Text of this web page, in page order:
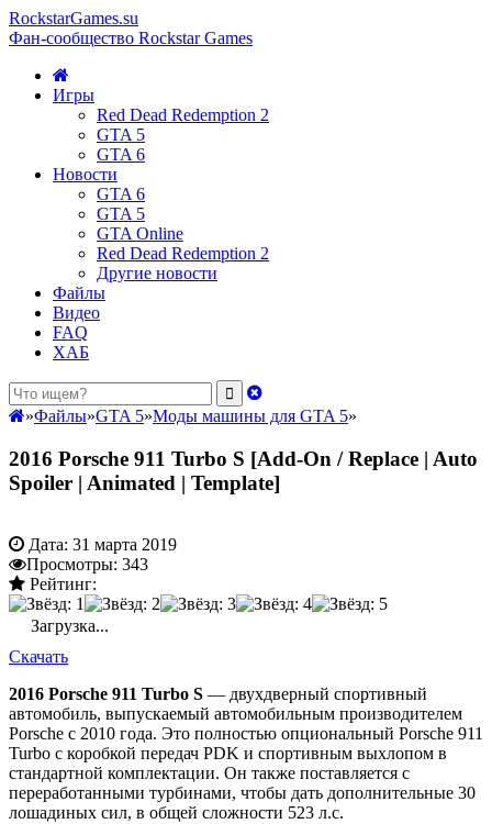
RockstarGames.su
Фан-сообщество Rockstar Games
Игры
Red Dead Redemption 2
GTA 5
GTA 6
Новости
GTA 6
GTA 5
GTA Online
Red Dead Redemption 2
Другие новости
Файлы
Видео
FAQ
ХАБ
»Файлы»GTA 5»Моды машины для GTA 5»
2016 Porsche 911 Turbo S [Add-On / Replace | Auto
Spoiler | Animated | Template]
Дата: 31 марта 2019
Просмотры: 343
Рейтинг:
Загрузка...
Скачать
2016 Porsche 911 Turbo S — двухдверный спортивный
автомобиль, выпускаемый автомобильным производителем
Porsche с 2010 года. Это полностью опциональный Porsche 911
Turbo с коробкой передач PDK и спортивным выхлопом в
стандартной комплектации. Он также поставляется с
переработанными турбинами, чтобы дать дополнительные 30
лошадиных сил, в общей сложности 523 л.с.